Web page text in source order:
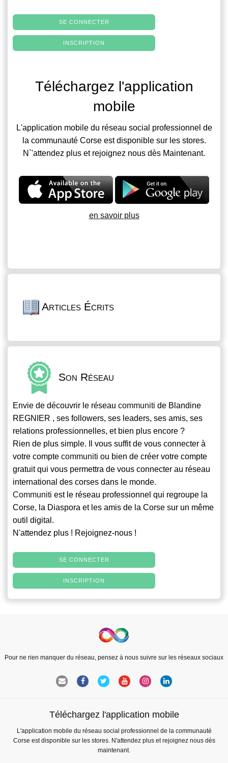
SE CONNECTER
INSCRIPTION
Téléchargez l'application
mobile
L'application mobile du réseau social professionnel de
la communauté Corse est disponible sur les stores.
N`'attendez plus et rejoignez nous dès Maintenant.
en savoir plus
Articles Écrits
Son Réseau
Envie de découvrir le réseau communiti de Blandine
REGNIER , ses followers, ses leaders, ses amis, ses
relations professionnelles, et bien plus encore ?
Rien de plus simple. Il vous suffit de vous connecter à
votre compte communiti ou bien de créer votre compte
gratuit qui vous permettra de vous connecter au réseau
international des corses dans le monde.
Communiti est le réseau professionnel qui regroupe la
Corse, la Diaspora et les amis de la Corse sur un même
outil digital.
N'attendez plus ! Rejoignez-nous !
SE CONNECTER
INSCRIPTION
Pour ne rien manquer du réseau, pensez à nous suivre sur les réseaux sociaux
Téléchargez l'application mobile
L'application mobile du réseau social professionnel de la communauté
Corse est disponible sur les stores. N'attendez plus et rejoignez nous dès
maintenant.